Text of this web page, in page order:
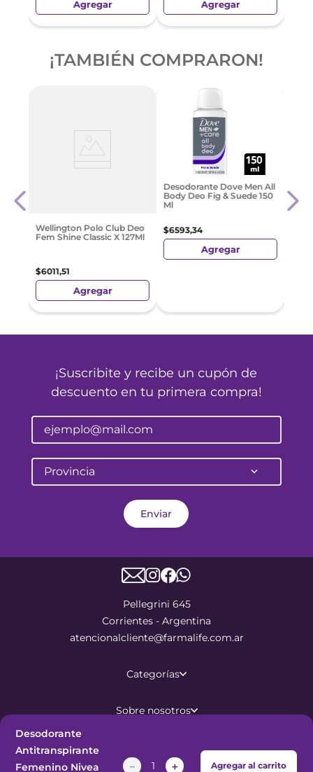
Desodorante
Antitranspirante
Femenino Nivea
＋
－ Agregar al carrito
Agregar Agregar
¡TAMBIÉN COMPRARON!
Wellington Polo Club Deo
Fem Shine Classic X 127Ml
$6011,51
Agregar
Desodorante Dove Men All
Body Deo Fig & Suede 150
Ml
$6593,34
Agregar
150
¡Suscribite y recibe un cupón de
descuento en tu primera compra!
Provincia
Enviar
Pellegrini 645
Corrientes - Argentina
atencionalcliente@farmalife.com.ar
Categorías
Sobre nosotros